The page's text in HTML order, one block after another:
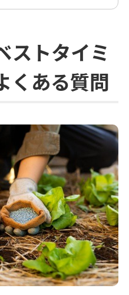
ストタイミ
くある質問